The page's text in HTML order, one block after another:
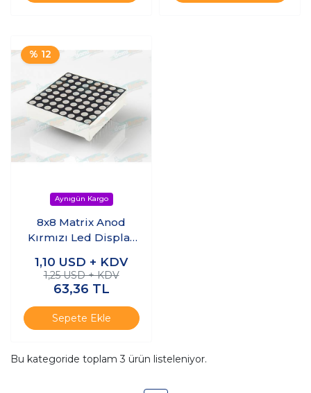
% 12
8x8 Matrix Anod
Kırmızı Led Display
1,10 USD + KDV
1,25 USD + KDV
63,36 TL
Sepete Ekle
Bu kategoride toplam3 ürün listeleniyor.